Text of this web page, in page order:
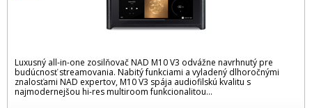
Luxusný all-in-one zosilňovač NAD M10 V3 odvážne navrhnutý pre
budúcnosť streamovania. Nabitý funkciami a vyladený dlhoročnými
znalosťami NAD expertov, M10 V3 spája audiofilskú kvalitu s
najmodernejšou hi-res multiroom funkcionalitou...